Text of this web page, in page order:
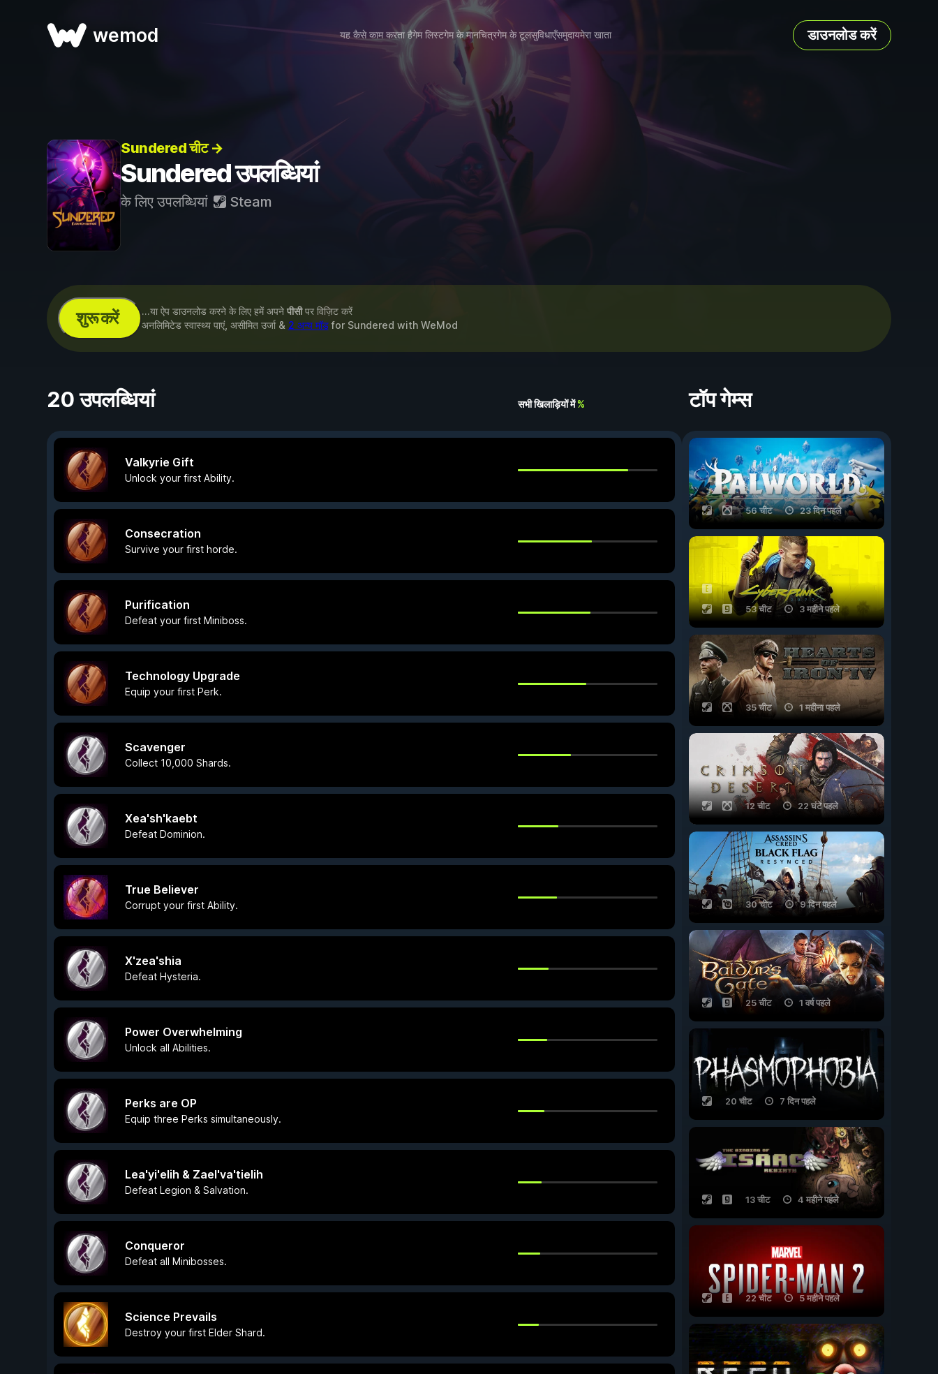
wemod यह कैसे काम करता हैगेम लिस्टगेम के मानचित्रगेम के टूलसुविधाएँसमुदायमेरा खाता डाउनलोड करें
Sundered चीट →
Sundered उपलब्धियां
के लिए उपलब्धियां Steam
शुरू करें ...या ऐप डाउनलोड करने के लिए हमें अपने पीसीपर विज़िट करें
अनलिमिटेड स्वास्थ्य पाएं, असीमित उर्जा & 2 अन्य मॉडfor Sundered with WeMod
20 उपलब्धियां सभी खिलाड़ियों में%
Valkyrie Gift
Unlock your first Ability.
Consecration
Survive your first horde.
Purification
Defeat your first Miniboss.
Technology Upgrade
Equip your first Perk.
Scavenger
Collect 10,000 Shards.
Xea'sh'kaebt
Defeat Dominion.
True Believer
Corrupt your first Ability.
X'zea'shia
Defeat Hysteria.
Power Overwhelming
Unlock all Abilities.
Perks are OP
Equip three Perks simultaneously.
Lea'yi'elih & Zael'va'tielih
Defeat Legion & Salvation.
Conqueror
Defeat all Minibosses.
Science Prevails
Destroy your first Elder Shard.
टॉप गेम्स
56 चीट 23 दिन पहले
53 चीट 3 महीने पहले
35 चीट 1 महीना पहले
12 चीट 22 घंटे पहले
30 चीट 9 दिन पहले
25 चीट 1 वर्ष पहले
20 चीट 7 दिन पहले
13 चीट 4 महीने पहले
22 चीट 5 महीने पहले